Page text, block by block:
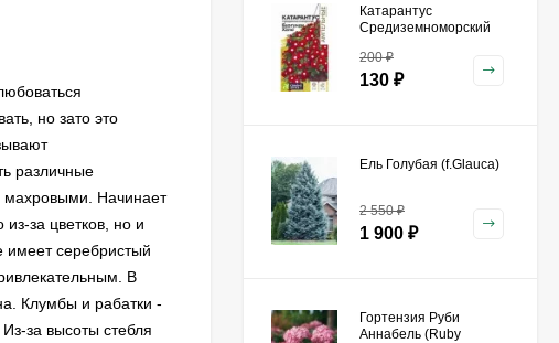
но зато это
различные
махровыми. Начинает
за цветков, но и
имеет серебристый
В
Клумбы и рабатки -
за высоты стебля
Катарантус
Средиземноморский
алтая]
200₽
130 ₽
Ель Голубая (f.Glauca)
2 550₽
1 900 ₽
Гортензия Руби
Аннабель (Ruby